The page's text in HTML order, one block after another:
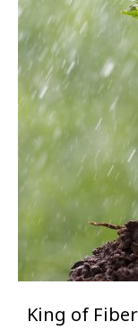
King of Fiber